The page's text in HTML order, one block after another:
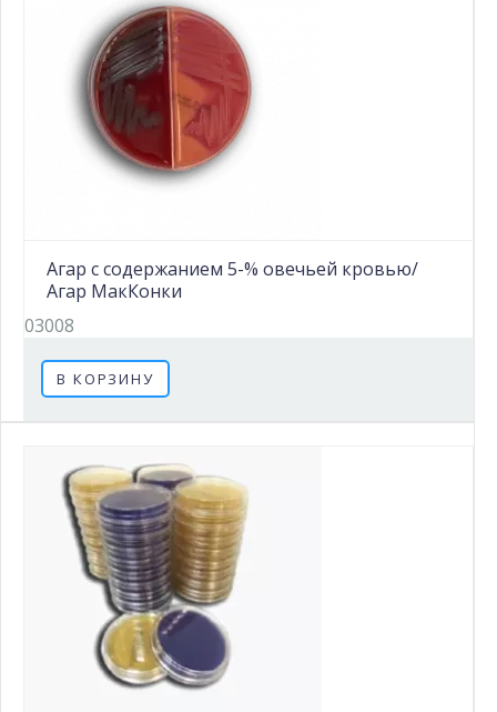
Агар с содержанием 5-% овечьей кровью/
Агар МакКонки
03008
В КОРЗИНУ